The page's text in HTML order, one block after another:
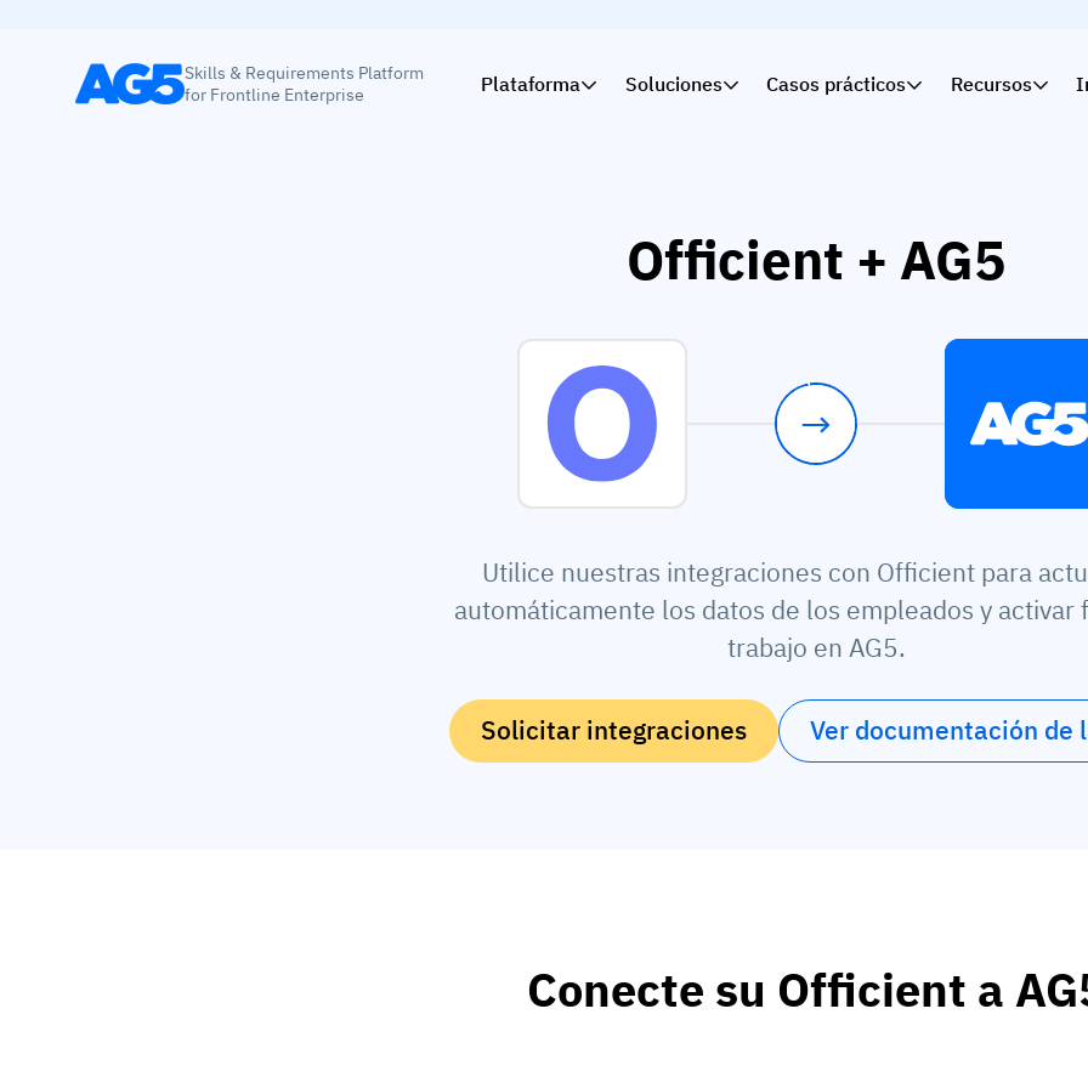
Skills & Requirements Platform
for Frontline Enterprise
Plataforma Soluciones Casos prácticos Recursos
Officient + AG5
Utilice nuestras integraciones con Officient para
automáticamente los datos de los empleados y activar
trabajo en AG5.
Solicitar integraciones Ver documentación de
Conecte su Officient a